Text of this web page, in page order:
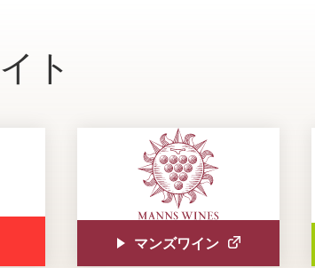
ト
マンズワイン